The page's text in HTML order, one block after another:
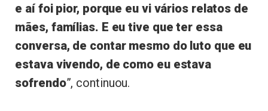
e aí foi pior, porque eu vi vários relatos de
mães, famílias. E eu tive que ter essa
conversa, de contar mesmo do luto que eu
estava vivendo, de como eu estava
sofrendo”, continuou.